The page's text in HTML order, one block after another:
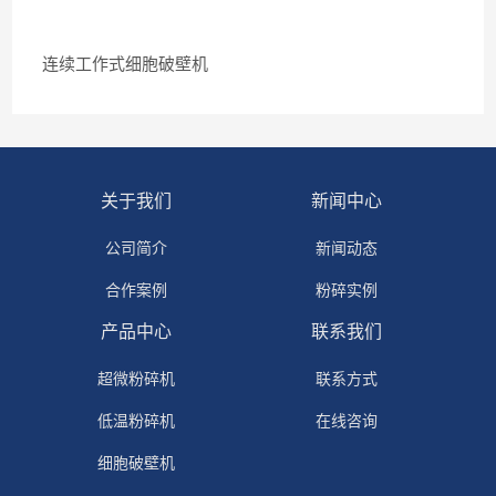
连续工作式细胞破壁机
关于我们
公司简介
合作案例
新闻中心
新闻动态
粉碎实例
产品中心
超微粉碎机
低温粉碎机
细胞破壁机
联系我们
联系方式
在线咨询